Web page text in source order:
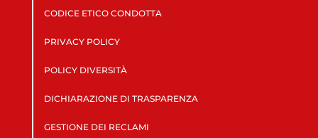
CODICE ETICO CONDOTTA
PRIVACY POLICY
POLICY DIVERSITÀ
DICHIARAZIONE DI TRASPARENZA
GESTIONE DEI RECLAMI